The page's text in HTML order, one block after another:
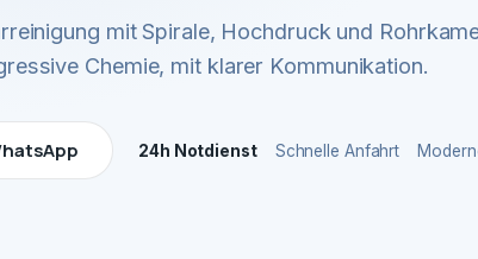
mit Spirale, Hochdruck und
Chemie, mit klarer Kommunikation.
24h Notdienst Schnelle Anfahrt